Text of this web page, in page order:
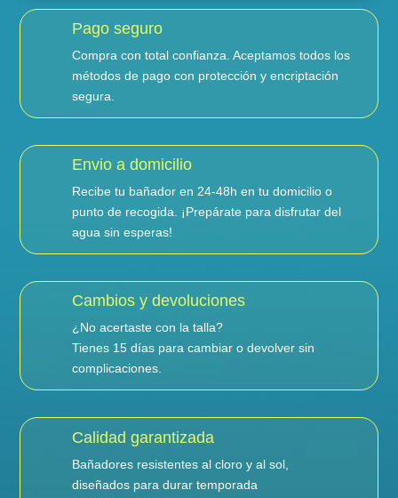
Pago seguro
Compra con total confianza. Aceptamos todos los
métodos de pago con protección y encriptación
segura.
Envio a domicilio
Recibe tu bañador en 24-48h en tu domicilio o
punto de recogida. ¡Prepárate para disfrutar del
agua sin esperas!
Cambios y devoluciones
¿No acertaste con la talla?
Tienes 15 días para cambiar o devolver sin
complicaciones.
Calidad garantizada
Bañadores resistentes al cloro y al sol,
diseñados para durar temporada